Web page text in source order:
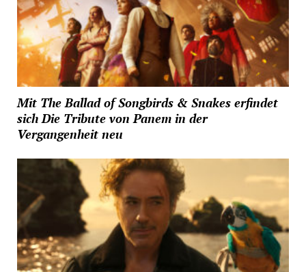
Mit The Ballad of Songbirds & Snakes erfindet
sich Die Tribute von Panem in der
Vergangenheit neu